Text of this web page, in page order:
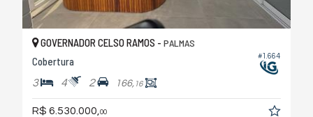
#1.664
GOVERNADOR CELSO RAMOS - PALMAS
Cobertura
3 4 2 166, 16
R$ 6.530.000, 00